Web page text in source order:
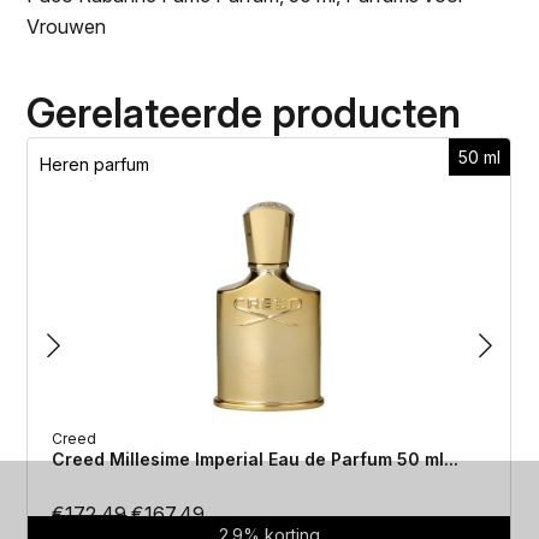
Vrouwen
Gerelateerde producten
50 ml
Heren parfum
Creed
Creed Millesime Imperial Eau de Parfum 50 ml...
€172.49Oorspronkelijke
€167.49Huidige
2.9% korting